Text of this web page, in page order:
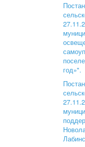
год»".